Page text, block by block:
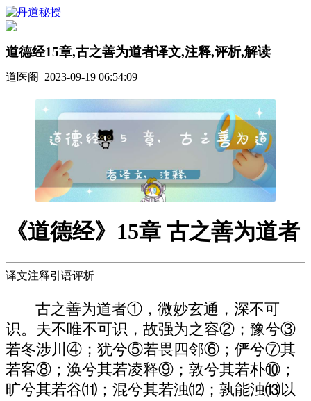
道德经15章,古之善为道者译文,注释,评析,解读
道医阁 2023-09-19 06:54:09
《道德经》15章 古之善为道者
译文注释引语评析
古之善为道者①，微妙玄通，深不可
识。夫不唯不可识，故强为之容②；豫兮③
若冬涉川④；犹兮⑤若畏四邻⑥；俨兮⑦其
若客⑧；涣兮其若凌释⑨；敦兮其若朴⑩；
旷兮其若谷⑾；混兮其若浊⑿；孰能浊⒀以